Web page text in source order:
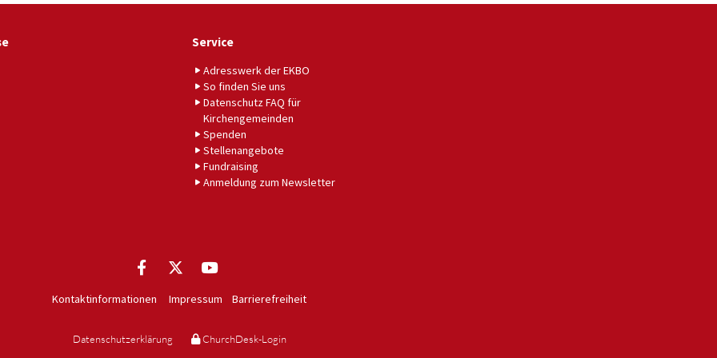
Service
Adresswerk der EKBO
So finden Sie uns
Datenschutz FAQ für
Kirchengemeinden
Spenden
Stellenangebote
Fundraising
Anmeldung zum Newsletter
Kontaktinformationen Impressum Barrierefreiheit
Datenschutzerklärung ChurchDesk-Login